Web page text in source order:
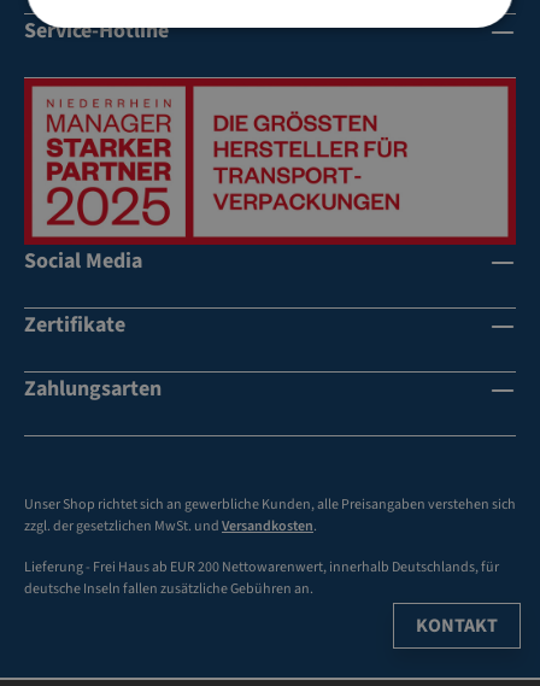
Service-Hotline
Social Media
Zertifikate
Zahlungsarten
Unser Shop richtet sich an gewerbliche Kunden, alle Preisangaben verstehen sich
zzgl. der gesetzlichen MwSt. undVersandkosten.
Lieferung - Frei Haus ab EUR 200 Nettowarenwert, innerhalb Deutschlands, für
deutsche Inseln fallen zusätzliche Gebühren an.
KONTAKT